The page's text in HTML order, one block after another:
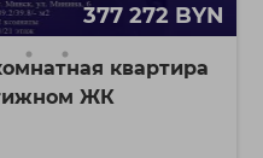
377 272 BYN
квартира
ЖК